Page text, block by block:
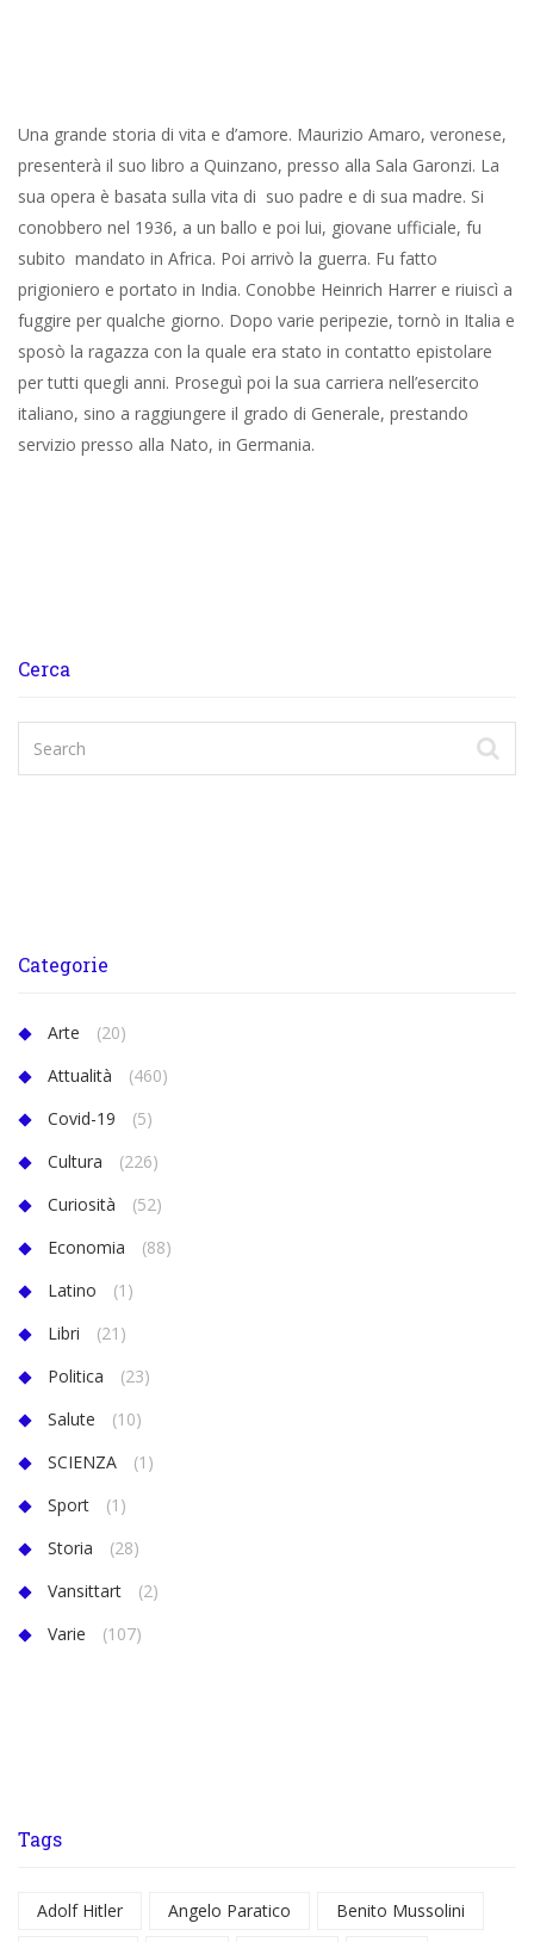
Una grande storia di vita e d’amore. Maurizio Amaro, veronese,
presenterà il suo libro a Quinzano, presso alla Sala Garonzi. La
sua opera è basata sulla vita di suo padre e di sua madre. Si
conobbero nel 1936, a un ballo e poi lui, giovane ufficiale, fu
subito mandato in Africa. Poi arrivò la guerra. Fu fatto
prigioniero e portato in India. Conobbe Heinrich Harrer e riuiscì a
fuggire per qualche giorno. Dopo varie peripezie, tornò in Italia e
sposò la ragazza con la quale era stato in contatto epistolare
per tutti quegli anni. Proseguì poi la sua carriera nell’esercito
italiano, sino a raggiungere il grado di Generale, prestando
servizio presso alla Nato, in Germania.
Cerca
Categorie
Arte
(20)
Attualità
(460)
Covid-19
(5)
Cultura
(226)
Curiosità
(52)
Economia
(88)
Latino
(1)
Libri
(21)
Politica
(23)
Salute
(10)
SCIENZA
(1)
Sport
(1)
Storia
(28)
Vansittart
(2)
Varie
(107)
Tags
Adolf Hitler Angelo Paratico
Benito Mussolini